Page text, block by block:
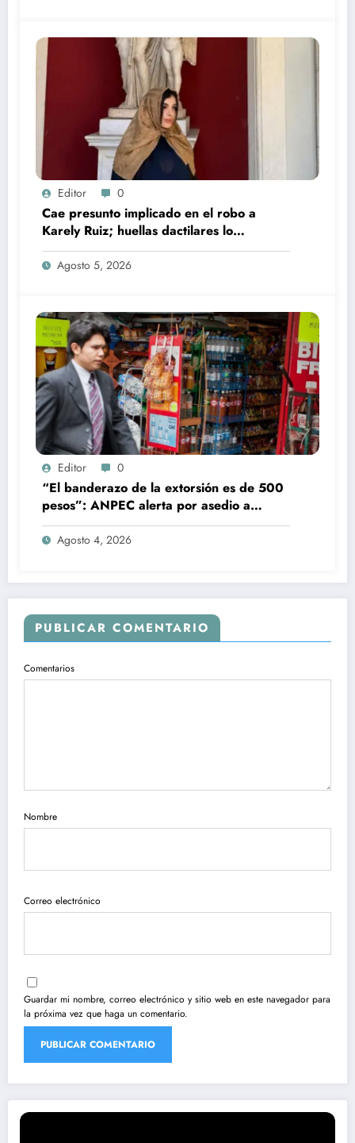
Editor 0
Cae presunto implicado en el robo a
Karely Ruiz; huellas dactilares lo
delataron
Agosto 5, 2026
Editor 0
“El banderazo de la extorsión es de 500
pesos”: ANPEC alerta por asedio a
tienditas
Agosto 4, 2026
PUBLICAR COMENTARIO
Comentarios
Nombre
Correo electrónico
Guardar mi nombre, correo electrónico y sitio web en este navegador para
la próxima vez que haga un comentario.